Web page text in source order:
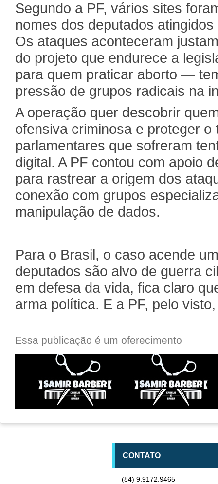
Segundo a PF, vários sites
nomes dos deputados
Os ataques aconteceram
do projeto que endurece a
para quem praticar aborto —
pressão de grupos radicais na
A operação quer descobrir
ofensiva criminosa e proteger o
parlamentares que sofreram
digital. A PF contou com apoio
para rastrear a origem dos
conexão com grupos
manipulação de dados.
Para o Brasil, o caso acende
deputados são alvo de guerra
em defesa da vida, fica claro
arma política. E a PF, pelo
Essa publicação é um oferecimento
CONTATO
(84) 9.9172.9465